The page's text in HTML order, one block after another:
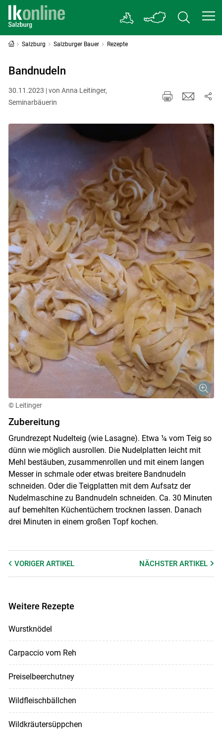
Salzburg Salzburger Bauer Rezepte
Bandnudeln
30.11.2023 | von Anna Leitinger,
Seminarbäuerin
© Leitinger
Zubereitung
Grundrezept Nudelteig (wie Lasagne). Etwa ¼ vom Teig so
dünn wie möglich ausrollen. Die Nudelplatten leicht mit
Mehl bestäuben, zusammenrollen und mit einem langen
Messer in schmale oder etwas breitere Bandnudeln
schneiden. Oder die Teigplatten mit dem Aufsatz der
Nudelmaschine zu Bandnudeln schneiden. Ca. 30 Minuten
auf bemehlten Küchentüchern trocknen lassen. Danach
drei Minuten in einem großen Topf kochen.
VORIGER ARTIKEL NÄCHSTERARTIKEL
Weitere Rezepte
Wurstknödel
Carpaccio vom Reh
Preiselbeerchutney
Wildfleischbällchen
Wildkräutersüppchen